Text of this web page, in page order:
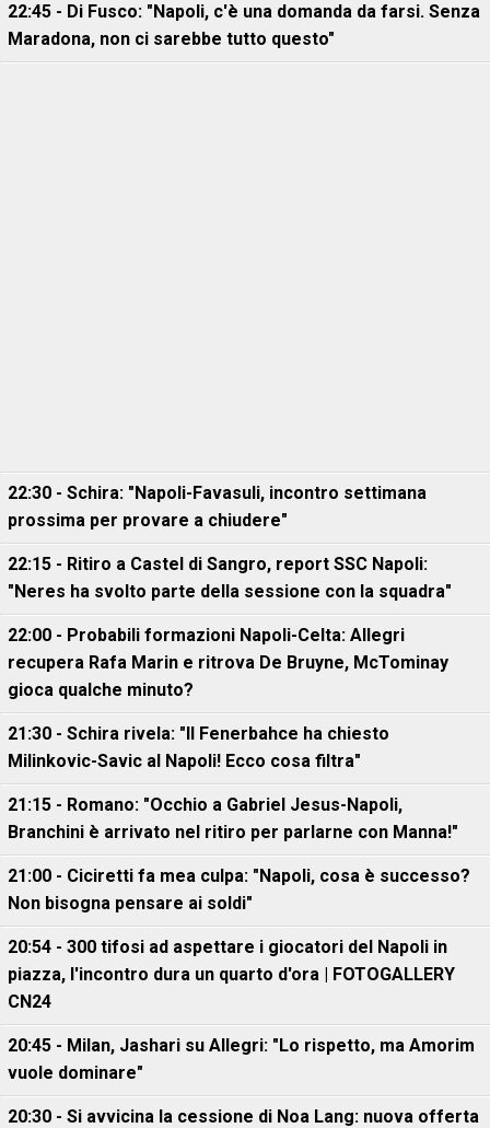
22:45 - Di Fusco: "Napoli, c'è una domanda da farsi. Senza
Maradona, non ci sarebbe tutto questo"
22:30 - Schira: "Napoli-Favasuli, incontro settimana
prossima per provare a chiudere"
22:15 - Ritiro a Castel di Sangro, report SSC Napoli:
"Neres ha svolto parte della sessione con la squadra"
22:00 - Probabili formazioni Napoli-Celta: Allegri
recupera Rafa Marin e ritrova De Bruyne, McTominay
gioca qualche minuto?
21:30 - Schira rivela: "Il Fenerbahce ha chiesto
Milinkovic-Savic al Napoli! Ecco cosa filtra"
21:15 - Romano: "Occhio a Gabriel Jesus-Napoli,
Branchini è arrivato nel ritiro per parlarne con Manna!"
21:00 - Ciciretti fa mea culpa: "Napoli, cosa è successo?
Non bisogna pensare ai soldi"
20:54 - 300 tifosi ad aspettare i giocatori del Napoli in
piazza, l'incontro dura un quarto d'ora | FOTOGALLERY
CN24
20:45 - Milan, Jashari su Allegri: "Lo rispetto, ma Amorim
vuole dominare"
20:30 - Si avvicina la cessione di Noa Lang: nuova offerta